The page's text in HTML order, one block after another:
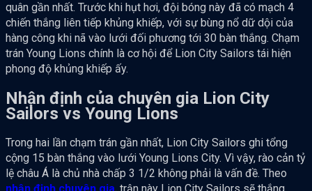
quân gần nhất. Trước khi hụt hơi, đội bóng này đã có mạch 4
chiến thắng liên tiếp khủng khiếp, với sự bùng nổ dữ dội của
hàng công khi nã vào lưới đối phương tới 30 bàn thắng. Chạm
trán Young Lions chính là cơ hội để Lion City Sailors tái hiện
phong độ khủng khiếp ấy.
Nhận định của chuyên gia Lion City
Sailors vs Young Lions
Trong hai lần chạm trán gần nhất, Lion City Sailors ghi tổng
cộng 15 bàn thắng vào lưới Young Lions City. Vì vậy, rào cản tỷ
lệ châu Á là chủ nhà chấp 3 1/2 không phải là vấn đề. Theo